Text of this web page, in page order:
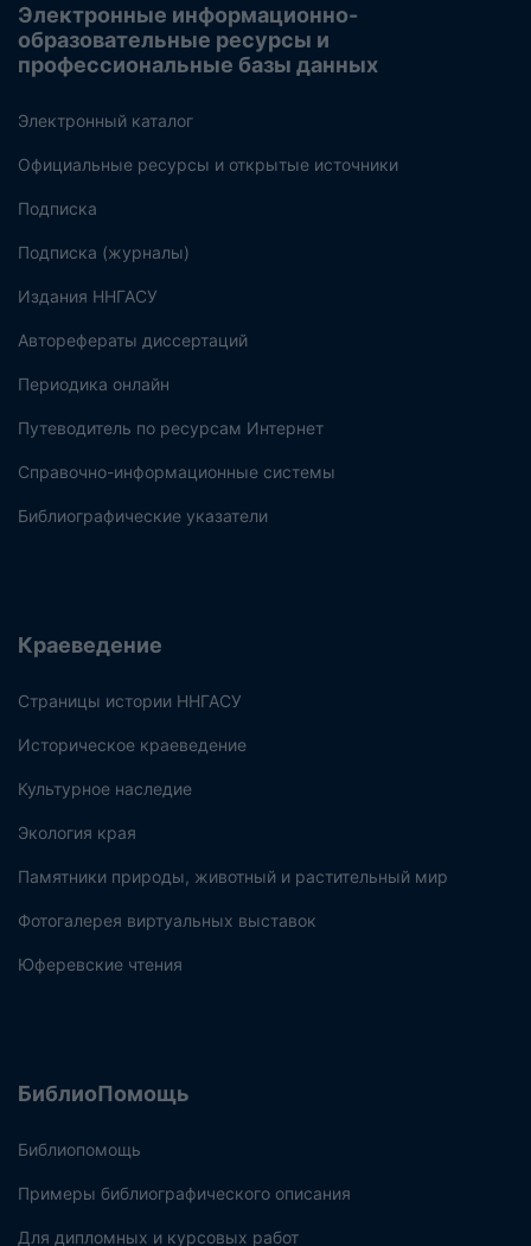
Электронные информационно-
образовательные ресурсы и
профессиональные базы данных
Электронный каталог
Официальные ресурсы и открытые источники
Подписка
Подписка (журналы)
Издания ННГАСУ
Авторефераты диссертаций
Периодика онлайн
Путеводитель по ресурсам Интернет
Справочно-информационные системы
Библиографические указатели
Краеведение
Страницы истории ННГАСУ
Историческое краеведение
Культурное наследие
Экология края
Памятники природы, животный и растительный мир
Фотогалерея виртуальных выставок
Юферевские чтения
БиблиоПомощь
Библиопомощь
Примеры библиографического описания
Для дипломных и курсовых работ